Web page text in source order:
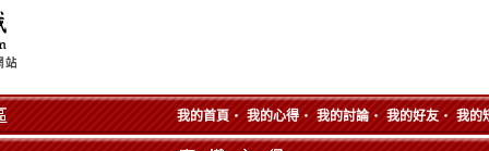
我的首頁 ‧ 我的心得 ‧ 我的討論 ‧ 我的好友 ‧ 我的